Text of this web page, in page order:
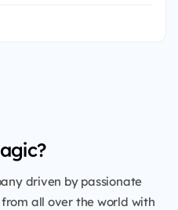
driven by passionate
all over the world with